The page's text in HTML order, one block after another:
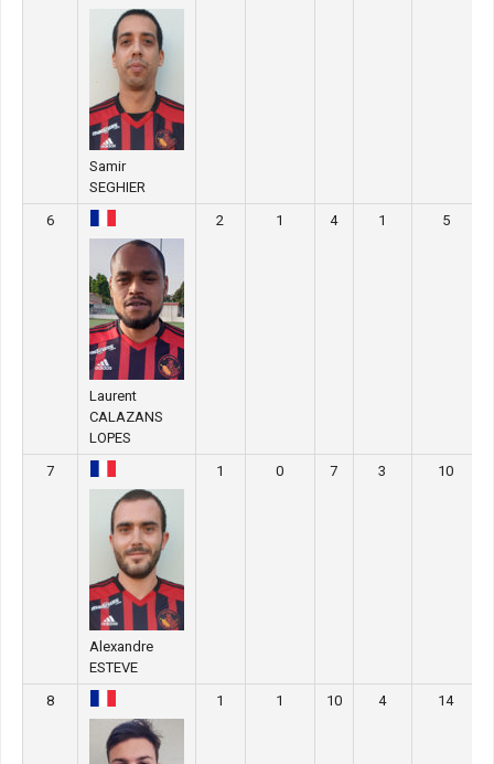
Samir
SEGHIER
6
Laurent
CALAZANS
LOPES
2 1 4 1 5
7
Alexandre
ESTEVE
1 0 7 3 10
8 1 1 10 4 14